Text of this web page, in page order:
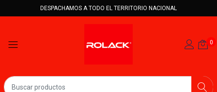
DESPACHAMOS A TODO EL TERRITORIO NACIONAL
0